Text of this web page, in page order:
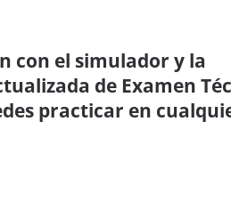
con el simulador y la
de Examen
practicar en